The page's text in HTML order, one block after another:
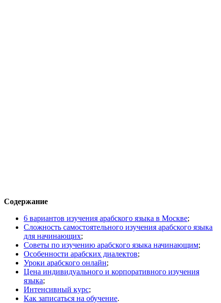
Содержание
6 вариантов изучения арабского языка в Москве;
Сложность самостоятельного изучения арабского языка
для начинающих;
Советы по изучению арабского языка начинающим;
Особенности арабских диалектов;
Уроки арабского онлайн;
Цена индивидуального и корпоративного изучения
языка;
Интенсивный курс;
Как записаться на обучение.